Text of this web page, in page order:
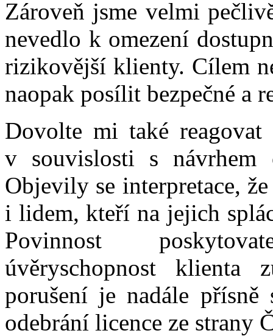
Zároveň jsme velmi
nevedlo k omezení
rizikovější klienty. Cílem
naopak posílit bezpečné a
Dovolte mi také reagovat
v souvislosti s návrhem
Objevily se interpretace,
i lidem, kteří na jejich
Povinnost
úvěryschopnost klienta
porušení je nadále přísně
odebrání licence ze strany